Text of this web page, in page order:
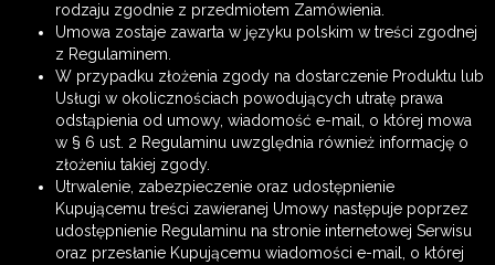
rodzaju zgodnie z przedmiotem Zamówienia.
Umowa zostaje zawarta w języku polskim w treści zgodnej
z Regulaminem.
W przypadku złożenia zgody na dostarczenie Produktu lub
Usługi w okolicznościach powodujących utratę prawa
odstąpienia od umowy, wiadomość e-mail, o której mowa
w § 6 ust. 2 Regulaminu uwzględnia również informację o
złożeniu takiej zgody.
Utrwalenie, zabezpieczenie oraz udostępnienie
Kupującemu treści zawieranej Umowy następuje poprzez
udostępnienie Regulaminu na stronie internetowej Serwisu
oraz przesłanie Kupującemu wiadomości e-mail, o której